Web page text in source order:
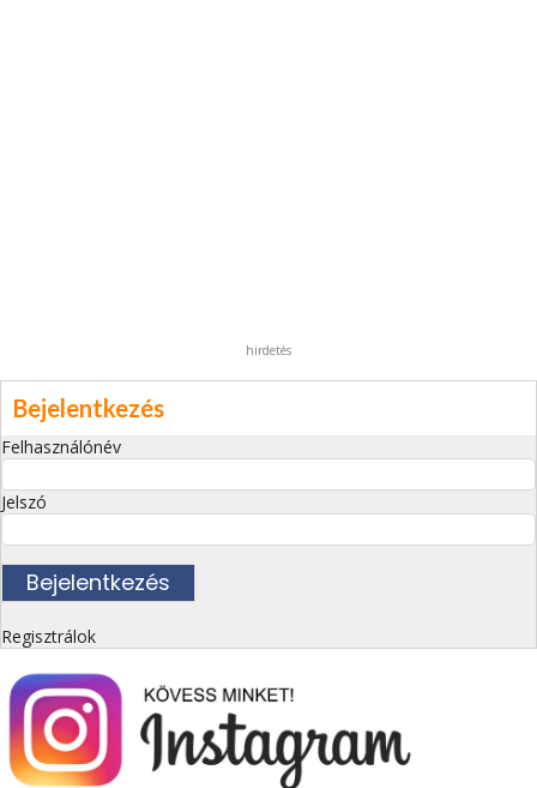
hirdetés
Bejelentkezés
Felhasználónév
Jelszó
Regisztrálok